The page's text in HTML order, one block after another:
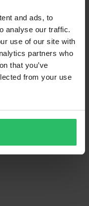
and ads, to
analyse our traffic.
use of our site with
partners who
that you’ve
from your use